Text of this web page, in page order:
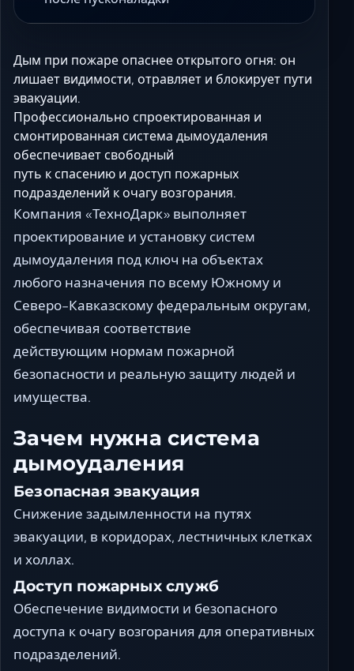
Дым при пожаре опаснее открытого огня: он
лишает видимости, отравляет и блокирует пути
эвакуации.
Профессионально спроектированная и
смонтированная система дымоудаления
обеспечивает свободный
путь к спасению и доступ пожарных
подразделений к очагу возгорания.
Компания «ТехноДарк» выполняет
проектирование и установку систем
дымоудаления под ключ на объектах
любого назначения по всему Южному и
Северо-Кавказскому федеральным округам,
обеспечивая соответствие
действующим нормам пожарной
безопасности и реальную защиту людей и
имущества.
Зачем нужна система
дымоудаления
Безопасная эвакуация
Снижение задымленности на путях
эвакуации, в коридорах, лестничных клетках
и холлах.
Доступ пожарных служб
Обеспечение видимости и безопасного
доступа к очагу возгорания для оперативных
подразделений.